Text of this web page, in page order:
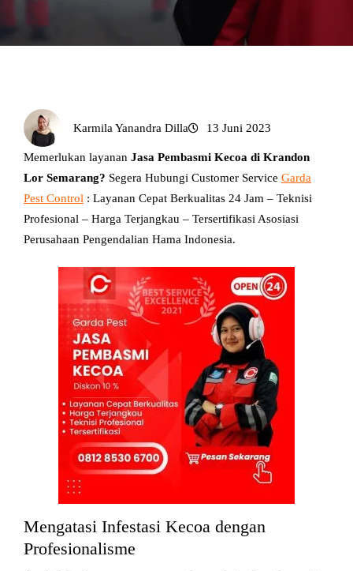
Karmila Yanandra Dilla 13 Juni 2023
Memerlukan layanan Jasa Pembasmi Kecoa di Krandon
Lor Semarang? Segera Hubungi Customer Service Garda
Pest Control : Layanan Cepat Berkualitas 24 Jam – Teknisi
Profesional – Harga Terjangkau – Tersertifikasi Asosiasi
Perusahaan Pengendalian Hama Indonesia.
Mengatasi Infestasi Kecoa dengan
Profesionalisme